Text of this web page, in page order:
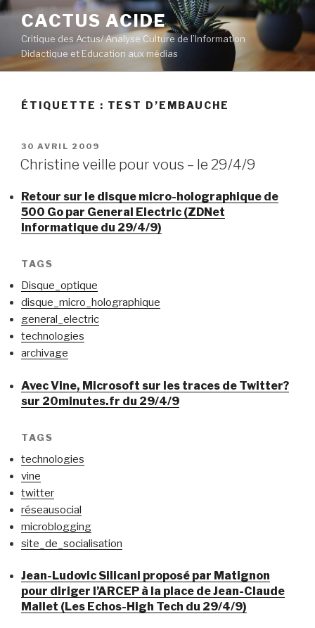
Aller
contenu
principal
CACTUS ACIDE
Critique des Actus/ Analyse Culture de l’Information
Didactique et Education aux médias
ÉTIQUETTE : TEST D’EMBAUCHE
PUBLIÉ
LE
30 AVRIL 2009
Christine veille pour vous – le 29/4/9
Retour sur le disque micro-holographique de
500 Go par General Electric (ZDNet
Informatique du 29/4/9)
TAGS
Disque_optique
disque_micro_holographique
general_electric
technologies
archivage
Avec Vine, Microsoft sur les traces de Twitter?
sur 20minutes.fr du 29/4/9
TAGS
technologies
vine
twitter
réseausocial
microblogging
site_de_socialisation
Jean-Ludovic Silicani proposé par Matignon
pour diriger l’ARCEP à la place de Jean-Claude
Mallet (Les Echos-High Tech du 29/4/9)